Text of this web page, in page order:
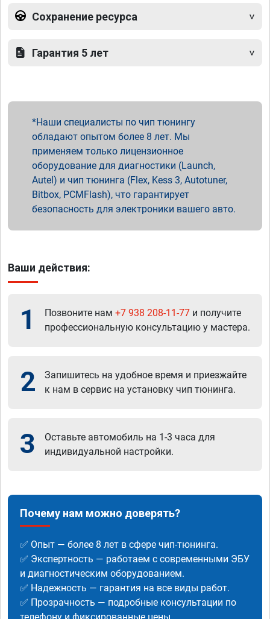
Сохранение ресурса
Гарантия 5 лет
Наши специалисты по чип тюнингу
обладают опытом более 8 лет. Мы
применяем только лицензионное
оборудование для диагностики (Launch,
Autel) и чип тюнинга (Flex, Kess 3, Autotuner,
Bitbox, PCMFlash), что гарантирует
безопасность для электроники вашего авто.
Ваши действия:
1 Позвоните нам +7 938 208-11-77 и получите
профессиональную консультацию у мастера.
2
Запишитесь на удобное время и приезжайте
к нам в сервис на установку чип тюнинга.
3
Оставьте автомобиль на 1-3 часа для
индивидуальной настройки.
Почему нам можно доверять?
✅ Опыт — более 8 лет в сфере чип-тюнинга.
✅ Экспертность — работаем с современными ЭБУ
и диагностическим оборудованием.
✅ Надежность — гарантия на все виды работ.
✅ Прозрачность — подробные консультации по
телефону и фиксированные цены.